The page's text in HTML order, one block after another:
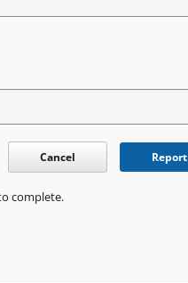
Cancel Report
complete.